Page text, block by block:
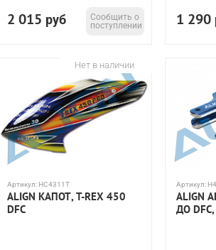
2 015 руб
Сообщить о
поступлении
1 290
Нет в наличии
Артикул: HC4311T
ALIGN КАПОТ, T-REX 450
DFC
Артикул:
ALIGN
ДО